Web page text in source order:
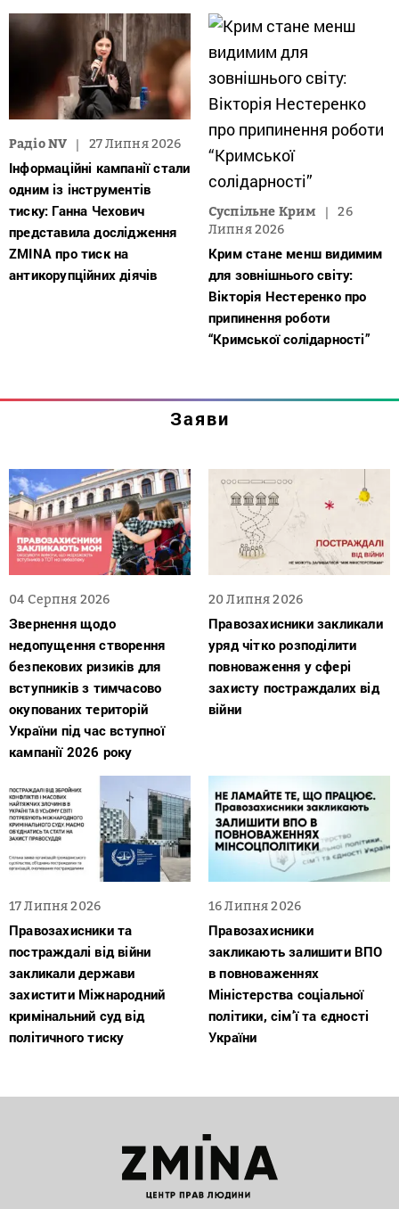
Радіо NV 27 Липня 2026
Інформаційні кампанії стали
одним із інструментів
тиску: Ганна Чехович
представила дослідження
ZMINA про тиск на
антикорупційних діячів
Суспільне Крим
26
Липня 2026
Крим стане менш видимим
для зовнішнього світу:
Вікторія Нестеренко про
припинення роботи
“Кримської солідарності”
Заяви
04 Серпня 2026
Звернення щодо
недопущення створення
безпекових ризиків для
вступників з тимчасово
окупованих територій
України під час вступної
кампанії 2026 року
20 Липня 2026
Правозахисники закликали
уряд чітко розподілити
повноваження у сфері
захисту постраждалих від
війни
17 Липня 2026
Правозахисники та
постраждалі від війни
закликали держави
захистити Міжнародний
кримінальний суд від
політичного тиску
16 Липня 2026
Правозахисники
закликають залишити ВПО
в повноваженнях
Міністерства соціальної
політики, сім’ї та єдності
України